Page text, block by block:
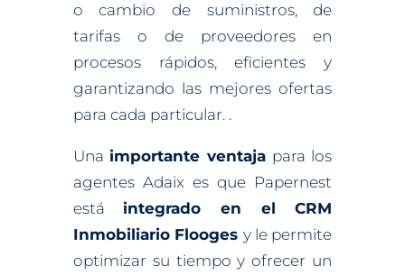
o cambio de suministros, de
tarifas o de proveedores en
procesos rápidos, eficientes y
garantizando las mejores ofertas
para cada particular. .
Una importante ventaja para los
agentes Adaix es que Papernest
está integrado en el CRM
Inmobiliario Flooges y le permite
optimizar su tiempo y ofrecer un